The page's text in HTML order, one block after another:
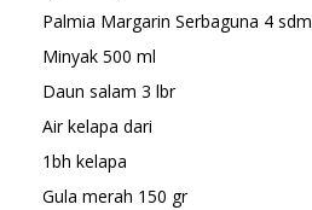
Palmia Margarin Serbaguna 4 sdm
Minyak 500 ml
Daun salam 3 lbr
Air kelapa dari
1bh kelapa
Gula merah 150 gr